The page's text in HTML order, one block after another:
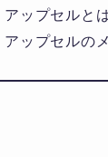
アップセルと
アップセルの